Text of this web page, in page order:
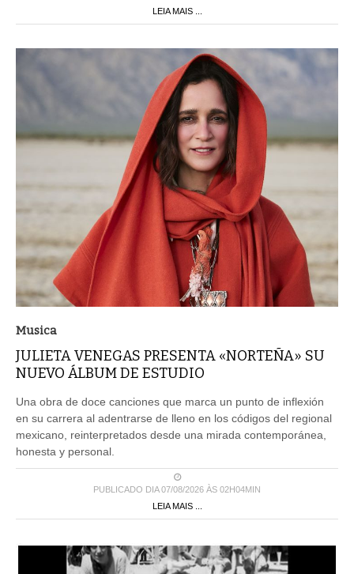
LEIA MAIS ...
Musica
JULIETA VENEGAS PRESENTA «NORTEÑA» SU
NUEVO ÁLBUM DE ESTUDIO
Una obra de doce canciones que marca un punto de inflexión
en su carrera al adentrarse de lleno en los códigos del regional
mexicano, reinterpretados desde una mirada contemporánea,
honesta y personal.
PUBLICADO DIA 07/08/2026 ÀS 02H04MIN
LEIA MAIS ...